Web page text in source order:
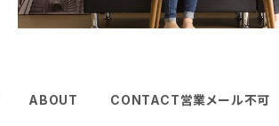
ABOUT CONTACT営業メール不可